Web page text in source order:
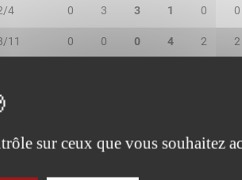
4 0 3 3 1 0 0
11 0 0 0 4 2 2
sur ceux que vous souhaitez